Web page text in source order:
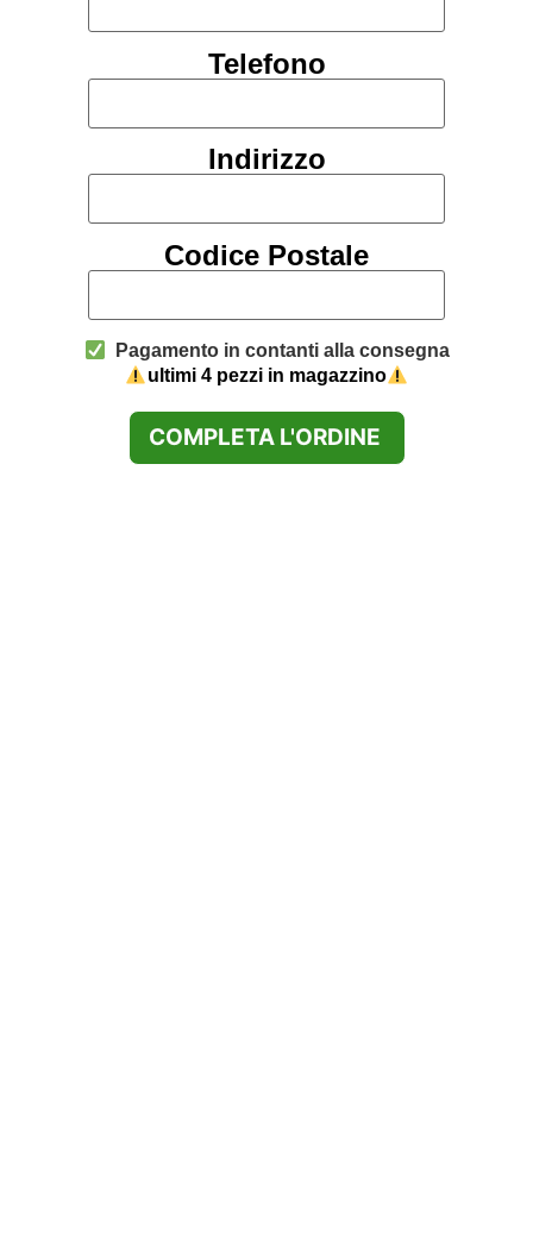
Telefono
Indirizzo
Codice Postale
Pagamento in contanti alla consegna
ultimi 4 pezzi in magazzino
COMPLETA L'ORDINE